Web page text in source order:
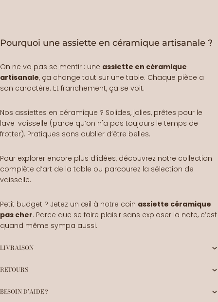
Pourquoi une assiette en céramique artisanale ?
On ne va pas se mentir : une assiette en céramique
artisanale, ça change tout sur une table. Chaque pièce a
son caractère. Et franchement, ça se voit.
Nos assiettes en céramique ? Solides, jolies, prêtes pour le
lave-vaisselle (parce qu’on n'a pas toujours le temps de
frotter). Pratiques sans oublier d’être belles.
Pour explorer encore plus d’idées, découvrez notre collection
complète d’art de la table ou parcourez la sélection de
vaisselle.
Petit budget ? Jetez un œil à notre coin assiette céramique
pas cher. Parce que se faire plaisir sans exploser la note, c’est
quand même sympa aussi.
LIVRAISON
RETOURS
BESOIN D’AIDE ?